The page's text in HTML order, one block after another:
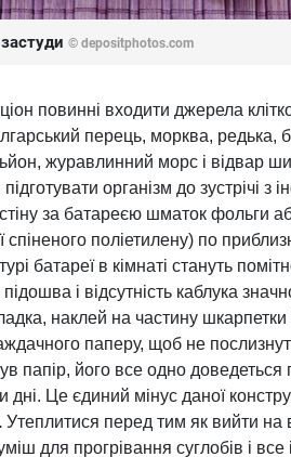
© depositphotos.com
повинні входити джерела
перець, морква, редька,
журавлинний морс і відвар
організм до зустрічі з
за батареєю шматок фольги
спіненого поліетилену) по
батареї в кімнаті стануть
і відсутність каблука
наклей на частину шкарпетки
паперу, щоб не
папір, його все одно доведеться
дні. Це єдиний мінус даної
Утеплитися перед тим як вийти
для прогрівання суглобів і